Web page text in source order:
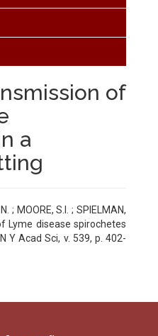
of
a
; MOORE, S.I. ; SPIELMAN,
Lyme disease spirochetes
Y Acad Sci, v. 539, p. 402-